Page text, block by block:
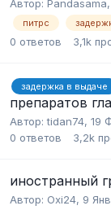
Автор: Pandasama,
питрс
0 ответов 3,1k
задержка в выдаче
препаратов
Автор:tidan74, 19
0 ответов 3,2k
иностранный
Автор: Oxi24, 9